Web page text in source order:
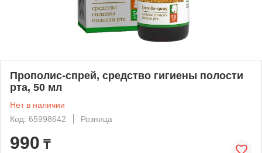
Прополис-спрей, средство гигиены полости
рта, 50 мл
Нет в наличии
Код: 65998642
Розница
990 ₸